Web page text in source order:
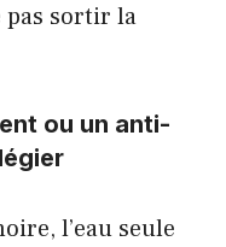
sortir la
ou un anti-
l’eau seule